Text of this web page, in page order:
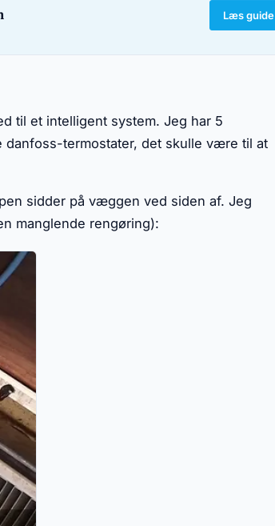
Læs guide
til et intelligent system. Jeg har 5
danfoss-termostater, det skulle være til at
sidder på væggen ved siden af. Jeg
manglende rengøring):